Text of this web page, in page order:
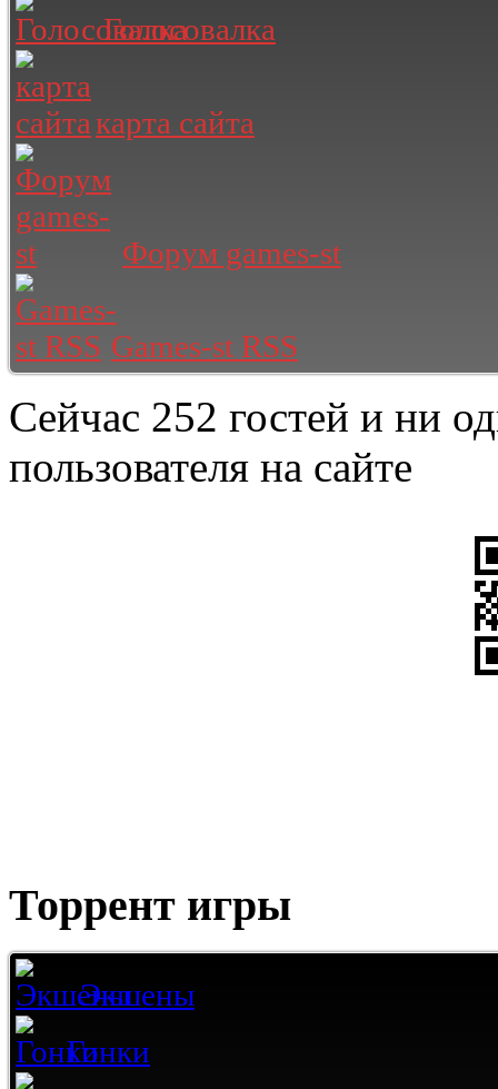
Голосовалка
карта сайта
Форум games-st
Games-st RSS
Сейчас 252 гостей и ни
пользователя на сайте
Торрент игры
Экшены
Гонки